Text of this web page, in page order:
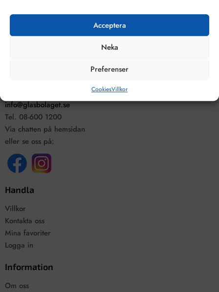
Acceptera
Neka
Preferenser
CookiesVillkor
De uppgifter du matar in kommer endast användas till våra nyhetsbrev.
info@glasbolaget.se
Tel. 08-600 1200
Via chatten på hemsidan
eller se oss på:
Handla
Villkor
Kontakta oss
Mina favoriter
Logga in
Information
Om oss